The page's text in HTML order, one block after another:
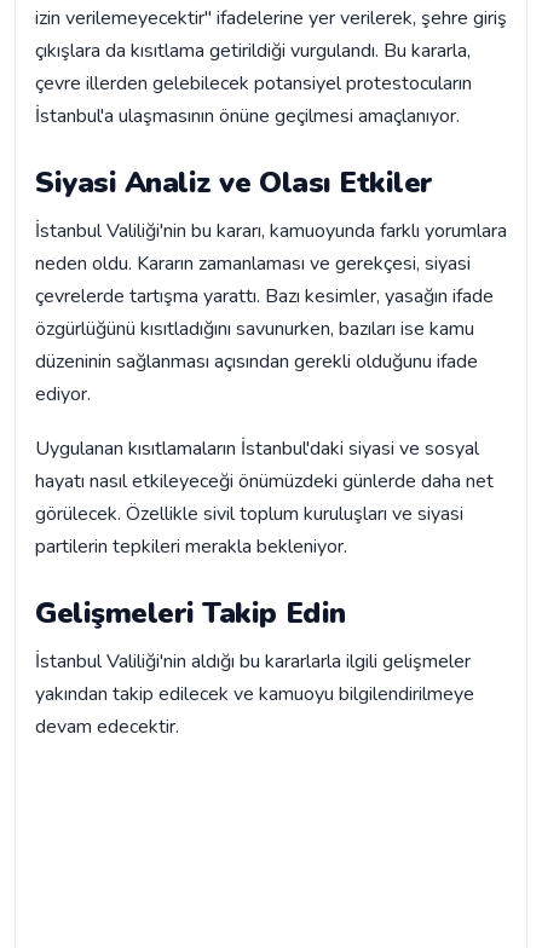
izin verilemeyecektir" ifadelerine yer verilerek, şehre giriş
çıkışlara da kısıtlama getirildiği vurgulandı. Bu kararla,
çevre illerden gelebilecek potansiyel protestocuların
İstanbul'a ulaşmasının önüne geçilmesi amaçlanıyor.
Siyasi Analiz ve Olası Etkiler
İstanbul Valiliği'nin bu kararı, kamuoyunda farklı yorumlara
neden oldu. Kararın zamanlaması ve gerekçesi, siyasi
çevrelerde tartışma yarattı. Bazı kesimler, yasağın ifade
özgürlüğünü kısıtladığını savunurken, bazıları ise kamu
düzeninin sağlanması açısından gerekli olduğunu ifade
ediyor.
Uygulanan kısıtlamaların İstanbul'daki siyasi ve sosyal
hayatı nasıl etkileyeceği önümüzdeki günlerde daha net
görülecek. Özellikle sivil toplum kuruluşları ve siyasi
partilerin tepkileri merakla bekleniyor.
Gelişmeleri Takip Edin
İstanbul Valiliği'nin aldığı bu kararlarla ilgili gelişmeler
yakından takip edilecek ve kamuoyu bilgilendirilmeye
devam edecektir.